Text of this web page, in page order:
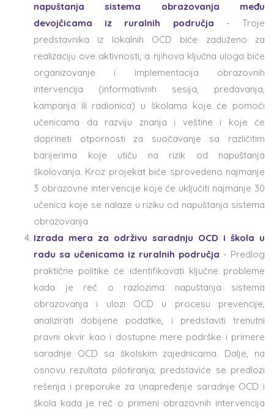
napuštanja sistema obrazovanja među
devojčicama iz ruralnih područja - Troje
predstavnika iz lokalnih OCD biće zaduženo za
realizaciju ove aktivnosti, a njihova ključna uloga biće
organizovanje i implementacija obrazovnih
intervencija (informativnih sesija, predavanja,
kampanja ili radionica) u školama koje će pomoći
učenicama da razviju znanja i veštine i koje će
doprineti otpornosti za suočavanje sa različitim
barijerima koje utiču na rizik od napuštanja
školovanja. Kroz projekat biće sprovedeno najmanje
3 obrazovne intervencije koje će uključiti najmanje 30
učenica koje se nalaze u riziku od napuštanja sistema
obrazovanja
Izrada mera za održivu saradnju OCD i škola u
radu sa učenicama iz ruralnih područja - Predlog
praktične politike će identifikovati ključne probleme
kada je reč o razlozima napuštanja sistema
obrazovanja i ulozi OCD u procesu prevencije,
analizirati dobijene podatke, i predstaviti trenutni
pravni okvir kao i dostupne mere podrške i primere
saradnje OCD sa školskim zajednicama. Dalje, na
osnovu rezultata pilotiranja, predstaviće se predlozi
rešenja i preporuke za unapređenje saradnje OCD i
škola kada je reč o primeni obrazovnih intervencija